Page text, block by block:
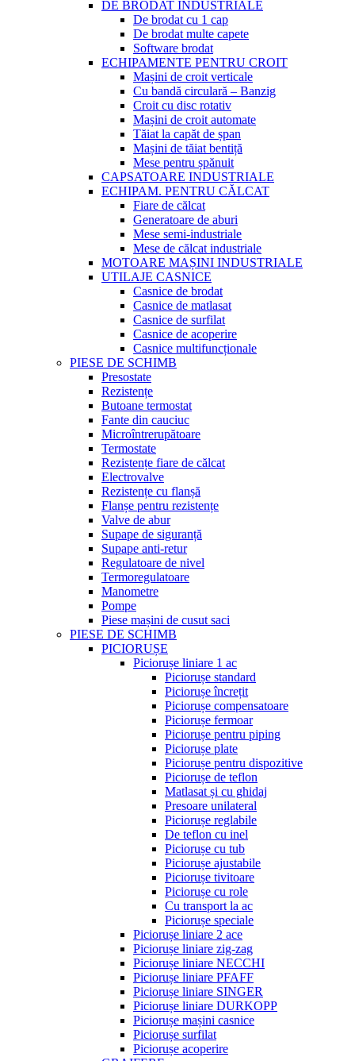
DE BRODAT INDUSTRIALE
De brodat cu 1 cap
De brodat multe capete
Software brodat
ECHIPAMENTE PENTRU CROIT
Mașini de croit verticale
Cu bandă circulară – Banzig
Croit cu disc rotativ
Mașini de croit automate
Tăiat la capăt de șpan
Mașini de tăiat bentiță
Mese pentru șpănuit
CAPSATOARE INDUSTRIALE
ECHIPAM. PENTRU CĂLCAT
Fiare de călcat
Generatoare de aburi
Mese semi-industriale
Mese de călcat industriale
MOTOARE MAȘINI INDUSTRIALE
UTILAJE CASNICE
Casnice de brodat
Casnice de matlasat
Casnice de surfilat
Casnice de acoperire
Casnice multifuncționale
PIESE DE SCHIMB
Presostate
Rezistențe
Butoane termostat
Fante din cauciuc
Microîntrerupătoare
Termostate
Rezistențe fiare de călcat
Electrovalve
Rezistențe cu flanșă
Flanșe pentru rezistențe
Valve de abur
Supape de siguranță
Supape anti-retur
Regulatoare de nivel
Termoregulatoare
Manometre
Pompe
Piese mașini de cusut saci
PIESE DE SCHIMB
PICIORUȘE
Piciorușe liniare 1 ac
Piciorușe standard
Piciorușe încrețit
Piciorușe compensatoare
Piciorușe fermoar
Piciorușe pentru piping
Piciorușe plate
Piciorușe pentru dispozitive
Piciorușe de teflon
Matlasat și cu ghidaj
Presoare unilateral
Piciorușe reglabile
De teflon cu inel
Piciorușe cu tub
Piciorușe ajustabile
Piciorușe tivitoare
Piciorușe cu role
Cu transport la ac
Piciorușe speciale
Piciorușe liniare 2 ace
Piciorușe liniare zig-zag
Piciorușe liniare NECCHI
Piciorușe liniare PFAFF
Piciorușe liniare SINGER
Piciorușe liniare DURKOPP
Piciorușe mașini casnice
Piciorușe surfilat
Piciorușe acoperire